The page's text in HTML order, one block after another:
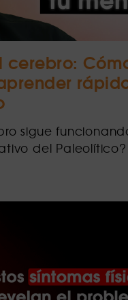
cerebro:
sigue
del Paleolítico?